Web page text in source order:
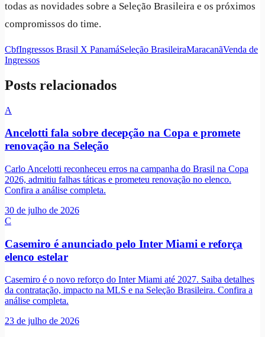
todas as novidades sobre a Seleção Brasileira e os próximos
compromissos do time.
CbfIngressos Brasil X PanamáSeleção BrasileiraMaracanãVenda de
Ingressos
Posts relacionados
A
Ancelotti fala sobre decepção na Copa e promete
renovação na Seleção
Carlo Ancelotti reconheceu erros na campanha do Brasil na Copa
2026, admitiu falhas táticas e prometeu renovação no elenco.
Confira a análise completa.
30 de julho de 2026
C
Casemiro é anunciado pelo Inter Miami e reforça
elenco estelar
Casemiro é o novo reforço do Inter Miami até 2027. Saiba detalhes
da contratação, impacto na MLS e na Seleção Brasileira. Confira a
análise completa.
23 de julho de 2026